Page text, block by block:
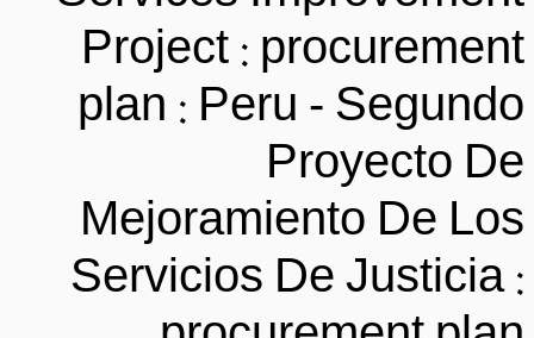
Project :
plan : Peru -
Proyecto
Mejoramiento De
Servicios De